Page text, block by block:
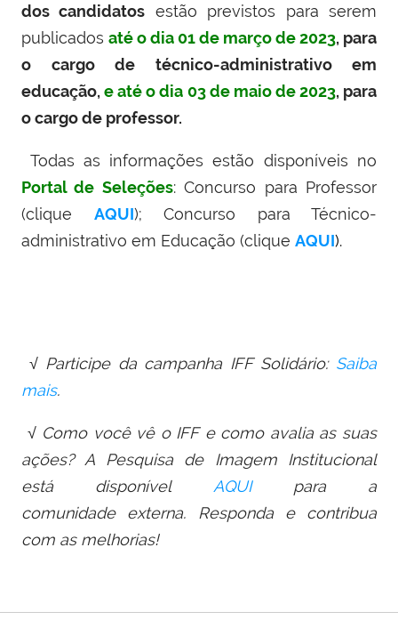
dos candidatos estão previstos para serem
publicados até o dia 01 de março de 2023, para
o cargo de técnico-administrativo em
educação,e até o dia 03 de maio de 2023, para
o cargo de professor.
Todas as informações estão disponíveis no
Portal de Seleções: Concurso para Professor
(clique AQUI); Concurso para Técnico-
administrativo em Educação (clique AQUI).
√ Participe da campanha IFF Solidário: Saiba
mais.
√ Como você vê o IFF e como avalia as suas
ações? A Pesquisa deImagem Institucional
está disponível AQUIpara a
comunidadeexterna. Responda e contribua
com as melhorias!